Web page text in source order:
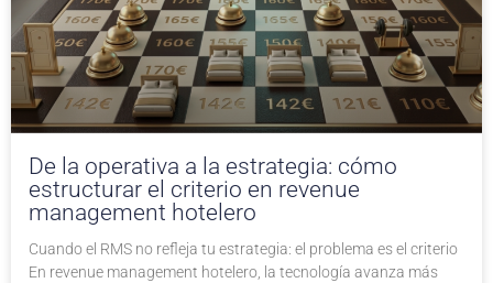
De la operativa a la estrategia: cómo
estructurar el criterio en revenue
management hotelero
Cuando el RMS no refleja tu estrategia: el problema es el criterio
En revenue management hotelero, la tecnología avanza más